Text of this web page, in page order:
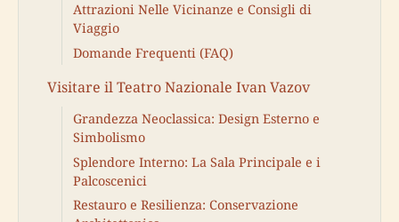
Attrazioni Nelle Vicinanze e Consigli di
Viaggio
Domande Frequenti (FAQ)
Visitare il Teatro Nazionale Ivan Vazov
Grandezza Neoclassica: Design Esterno e
Simbolismo
Splendore Interno: La Sala Principale e i
Palcoscenici
Restauro e Resilienza: Conservazione